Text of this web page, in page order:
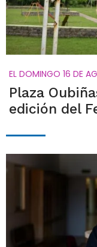
EL DOMINGO 16 DE
Plaza
edición del